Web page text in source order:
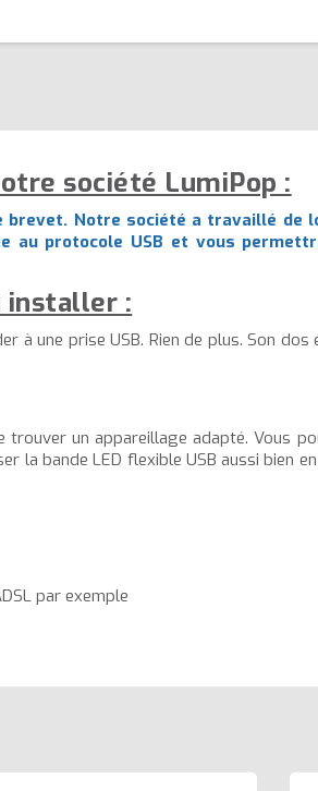
société LumiPop :
Notre société a travaillé de
au protocole USB et vous
installer :
à une prise USB. Rien de plus. Son
un appareillage adapté. Vous
la bande LED flexible USB aussi bien
par exemple